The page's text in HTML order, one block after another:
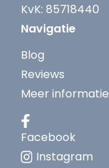
KvK: 85718440
Navigatie
Blog
Reviews
Meer informatie
Facebook
Instagram